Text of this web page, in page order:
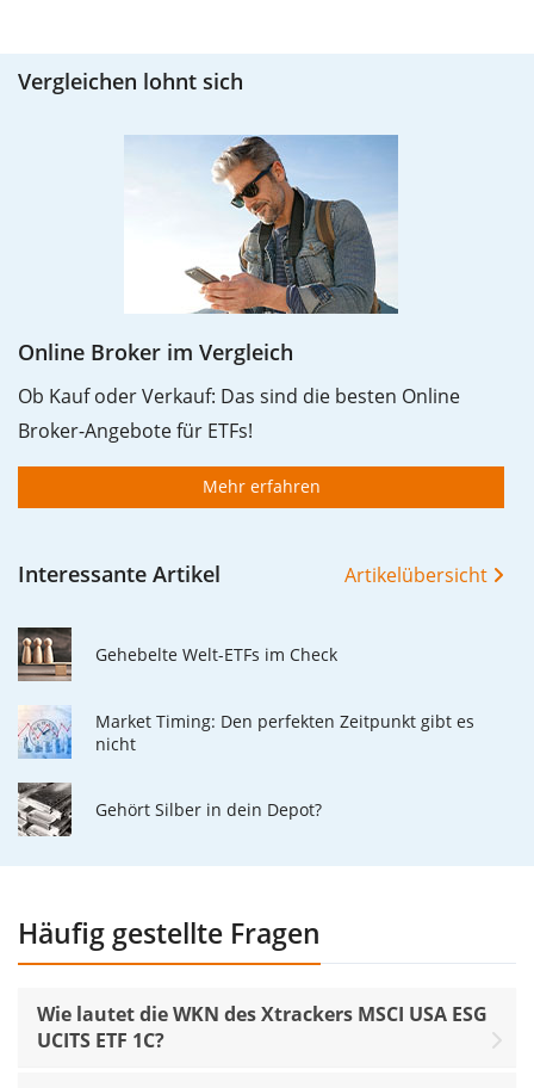
Vergleichen lohnt sich
Online Broker im Vergleich
Ob Kauf oder Verkauf: Das sind die besten Online
Broker-Angebote für ETFs!
Mehr erfahren
Interessante Artikel Artikelübersicht
Gehebelte Welt-ETFs im Check
Market Timing: Den perfekten Zeitpunkt gibt es
nicht
Gehört Silber in dein Depot?
Häufig gestellte Fragen
Wie lautet die WKN des Xtrackers MSCI USA ESG
UCITS ETF 1C?